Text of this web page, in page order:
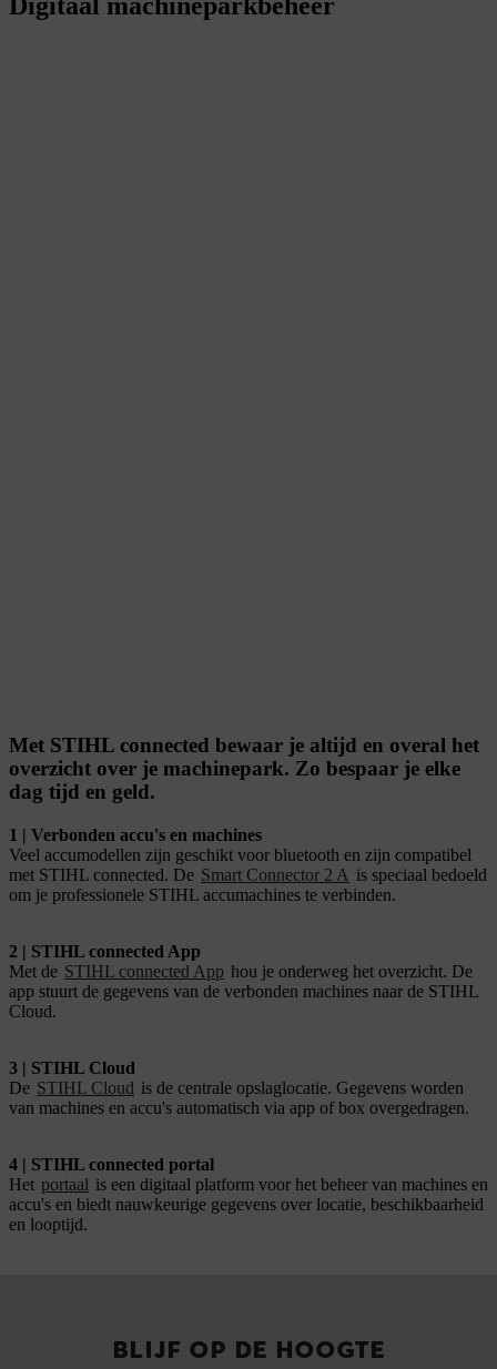
Digitaal machineparkbeheer
Met STIHL connected bewaar je altijd en overal het
overzicht over je machinepark. Zo bespaar je elke
dag tijd en geld.
1 | Verbonden accu's en machines
Veel accumodellen zijn geschikt voor bluetooth en zijn compatibel
met STIHL connected. De Smart Connector 2 A is speciaal bedoeld
om je professionele STIHL accumachines te verbinden.
2 | STIHL connected App
Met de STIHL connected App hou je onderweg het overzicht. De
app stuurt de gegevens van de verbonden machines naar de STIHL
Cloud.
3 | STIHL Cloud
De STIHL Cloud is de centrale opslaglocatie. Gegevens worden
van machines en accu's automatisch via app of box overgedragen.
4 | STIHL connected portal
Het portaal is een digitaal platform voor het beheer van machines en
accu's en biedt nauwkeurige gegevens over locatie, beschikbaarheid
en looptijd.
BLIJF OP DE HOOGTE